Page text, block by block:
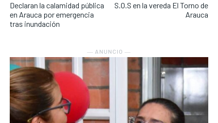
Declaran la calamidad pública
en Arauca por emergencia
tras inundación
S.O.S en la vereda El Torno de
Arauca
― ANUNCIO ―